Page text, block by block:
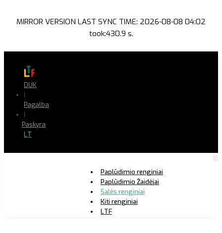
MIRROR VERSION LAST SYNC TIME: 2026-08-08 04:02
took:430.9 s.
DUK
|
Pagalba
|
Paskyra
LT
Paplūdimio renginiai
Paplūdimio Žaidėjai
Salės renginiai
Kiti renginiai
LTF